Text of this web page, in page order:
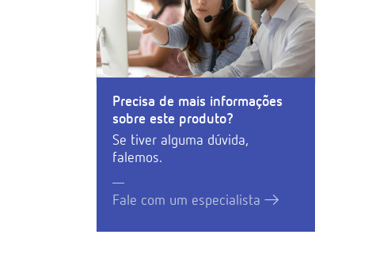
Precisa de mais informações
sobre este produto?
Se tiver alguma dúvida,
falemos.
Fale com um especialista